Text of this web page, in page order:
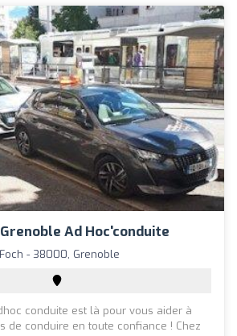
Ad Hoc'conduite
- 38000, Grenoble
conduite est là pour vous aider à
de conduire en toute confiance ! Chez